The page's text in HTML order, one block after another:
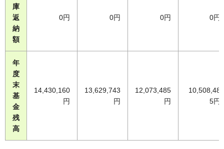
庫
返
納
額
0円 0円 0円 0円
年
度
末
基
金
残
高
14,430,160
円
13,629,743
円
12,073,485
円
10,508,48
5円